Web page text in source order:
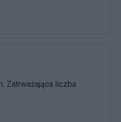
Zatrważająca liczba